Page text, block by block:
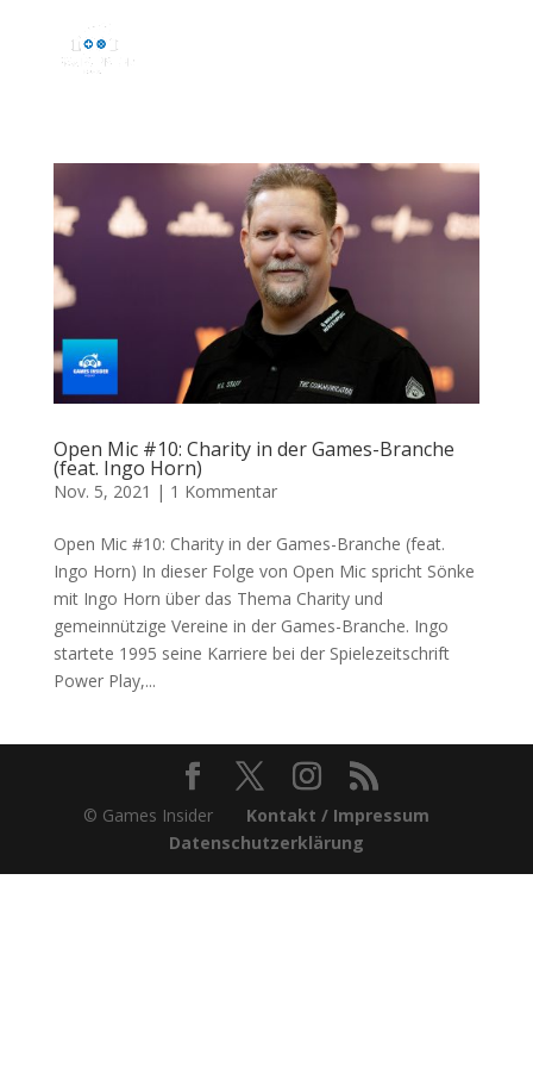
Open Mic #10: Charity in der Games-Branche
(feat. Ingo Horn)
Nov. 5, 2021 | 1 Kommentar
Open Mic #10: Charity in der Games-Branche (feat.
Ingo Horn) In dieser Folge von Open Mic spricht Sönke
mit Ingo Horn über das Thema Charity und
gemeinnützige Vereine in der Games-Branche. Ingo
startete 1995 seine Karriere bei der Spielezeitschrift
Power Play,...
© Games Insider Kontakt / Impressum
Datenschutzerklärung